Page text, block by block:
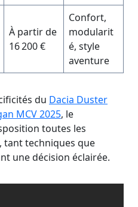
À partir de
16 200 €
Confort,
modularit
é, style
aventure
du Dacia Duster
MCV 2025, le
toutes les
tant techniques que
une décision éclairée.